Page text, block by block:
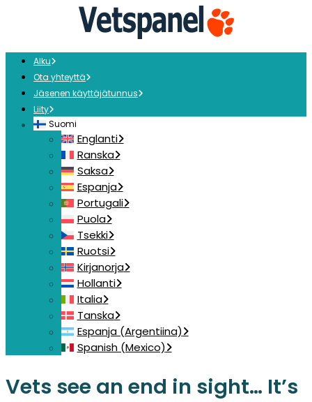
Alku
Ota yhteyttä
Jäsenen käyttäjätunnus
Liity
Suomi
Englanti
Ranska
Saksa
Espanja
Portugali
Puola
Tsekki
Ruotsi
Kirjanorja
Hollanti
Italia
Tanska
Espanja (Argentiina)
Spanish (Mexico)
Vets see an end in sight… It’s